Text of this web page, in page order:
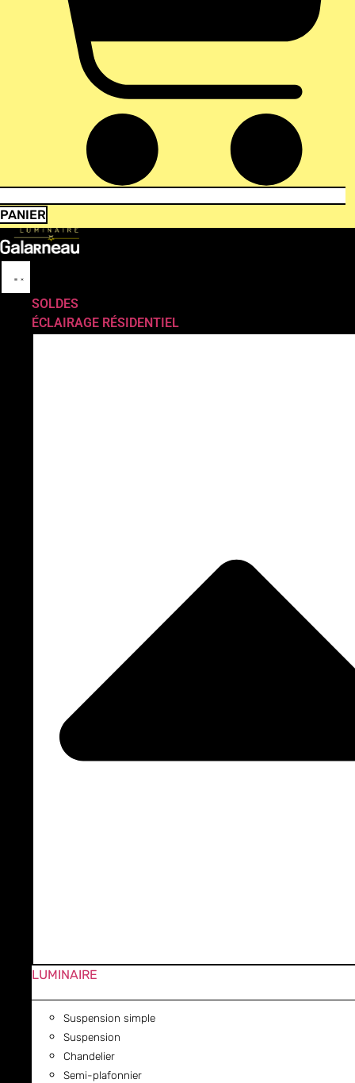
PANIER
SOLDES
ÉCLAIRAGE RÉSIDENTIEL
LUMINAIRE
Suspension simple
Suspension
Chandelier
Semi-plafonnier